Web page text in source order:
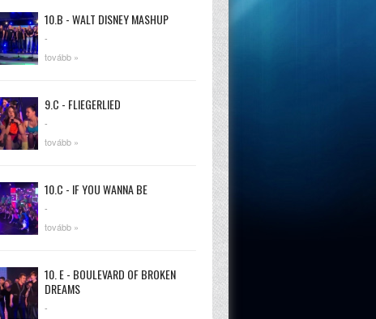
10.B - WALT DISNEY MASHUP
-
tovább »
9.C - FLIEGERLIED
-
tovább »
10.C - IF YOU WANNA BE
-
tovább »
10. E - BOULEVARD OF BROKEN
DREAMS
-